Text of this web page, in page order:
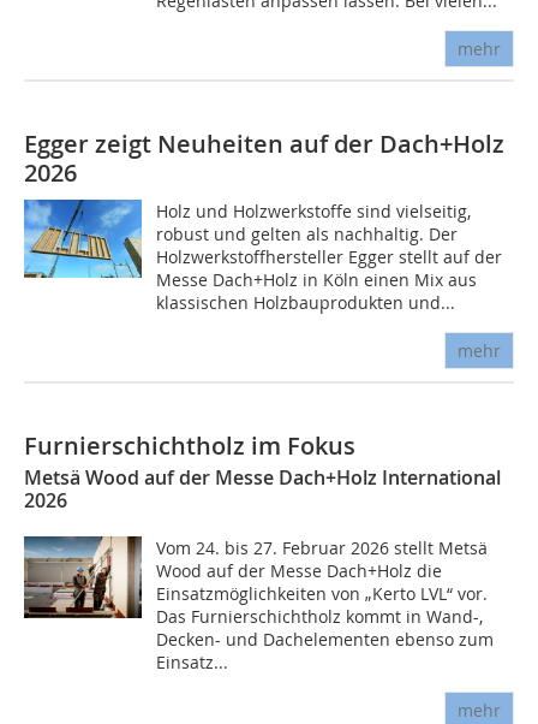
mehr
Egger zeigt Neuheiten auf der Dach+Holz
2026
Holz und Holzwerkstoffe sind vielseitig,
robust und gelten als nachhaltig. Der
Holzwerkstoffhersteller Egger stellt auf der
Messe Dach+Holz in Köln einen Mix aus
klassischen Holzbauprodukten und...
mehr
Furnierschichtholz im Fokus
Metsä Wood auf der Messe Dach+Holz International
2026
Vom 24. bis 27. Februar 2026 stellt Metsä
Wood auf der Messe Dach+Holz die
Einsatzmöglichkeiten von „Kerto LVL“ vor.
Das Furnierschichtholz kommt in Wand-,
Decken- und Dachelementen ebenso zum
Einsatz...
mehr